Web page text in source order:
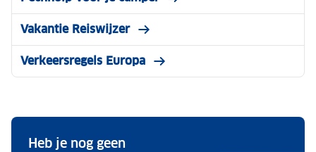
Vakantie Reiswijzer
Verkeersregels Europa
Heb je nog geen